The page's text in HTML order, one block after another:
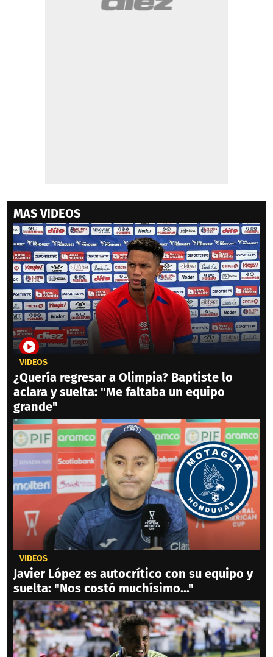
MAS VIDEOS
VIDEOS
¿Quería regresar a Olimpia? Baptiste lo
aclara y suelta: "Me faltaba un equipo
grande"
VIDEOS
Javier López es autocrítico con su equipo y
suelta: "Nos costó muchísimo..."